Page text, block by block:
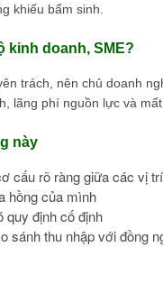
khiếu bẩm sinh.
kinh doanh, SME?
trách, nên chủ doanh
lãng phí nguồn lực và
này
cấu rõ ràng giữa các vị trí
hồng của mình
quy định cố định
sánh thu nhập với đồng